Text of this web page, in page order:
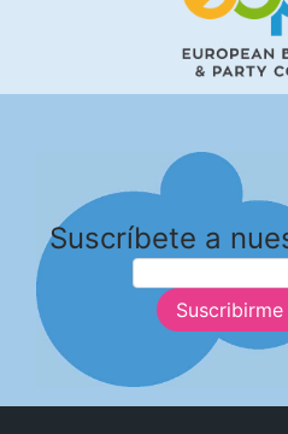
Suscríbete a